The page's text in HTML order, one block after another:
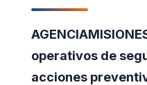
operativos de
acciones